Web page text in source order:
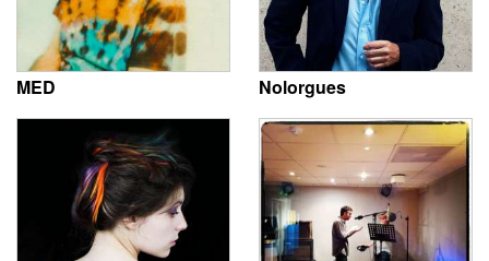
MED Nolorgues